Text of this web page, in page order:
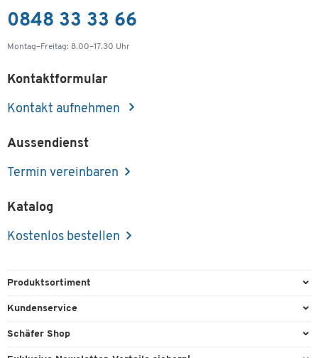
0848 33 33 66
Montag–Freitag: 8.00–17.30 Uhr
Kontaktformular
Kontakt aufnehmen
Aussendienst
Termin vereinbaren
Katalog
Kostenlos bestellen
Produktsortiment
Büroausstattung
Kundenservice
Direktbestellung
Schäfer Shop
Arbeitsplatzexperten